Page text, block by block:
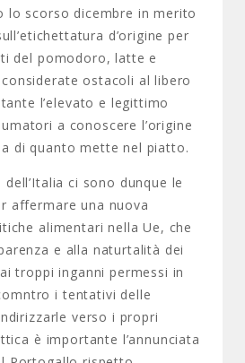
lo scorso dicembre in merito
d’origine per
del pomodoro, latte e
ostacoli al libero
l’elevato e legittimo
a conoscere l’origine
di quanto mette nel piatto.
dell’Italia ci sono dunque le
affermare una nuova
alimentari nella Ue, che
e alla naturtalità dei
troppi inganni permessi in
i tentativi delle
verso i propri
è importante l’annunciata